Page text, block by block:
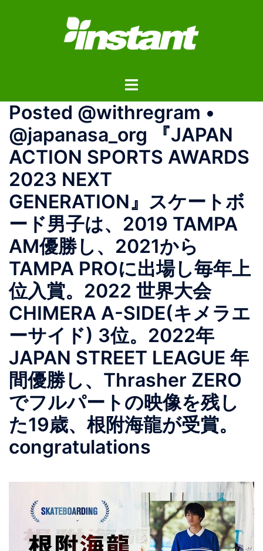
ス
ト
ル
ニ
ュ
Posted @withregram •
@japanasa_org 『JAPAN
ACTION SPORTS AWARDS
2023 NEXT
GENERATION』スケートボ
ード男子は、2019 TAMPA
AM優勝し、2021から
TAMPA PROに出場し毎年上
位入賞。2022 世界大会
CHIMERA A-SIDE(キメラエ
ーサイド) 3位。2022年
JAPAN STREET LEAGUE 年
間優勝し、Thrasher ZERO
でフルパートの映像を残し
た19歳、根附海龍が受賞。
congratulations︎